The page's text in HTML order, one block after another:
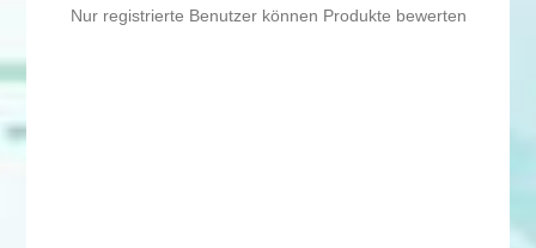
Nur registrierte Benutzer können Produkte bewerten